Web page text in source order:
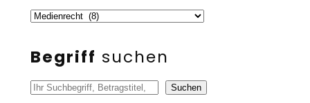
Begriff suchen
S
Suchen